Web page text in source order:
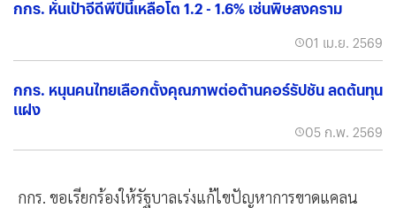
กกร. หั่นเป้าจีดีพีปีนี้เหลือโต 1.2 - 1.6% เซ่นพิษสงคราม
01 เม.ย. 2569
กกร. หนุนคนไทยเลือกตั้งคุณภาพต่อต้านคอร์รัปชัน ลดต้นทุน
แฝง
05 ก.พ. 2569
กกร. ขอเรียกร้องให้รัฐบาลเร่งแก้ไขปัญหาการขาดแคลน